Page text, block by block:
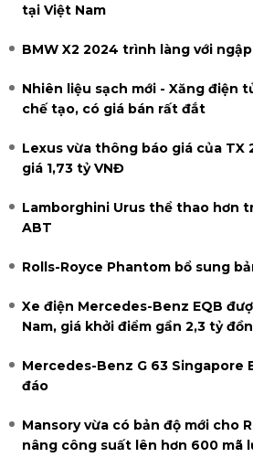
tại Việt Nam
BMW X2 2024 trình làng với
Nhiên liệu sạch mới - Xăng điện
chế tạo, có giá bán rất đắt
Lexus vừa thông báo giá của TX
giá 1,73 tỷ VNĐ
Lamborghini Urus thể thao hơn
ABT
Rolls-Royce Phantom bổ sung
Xe điện Mercedes-Benz EQB
Nam, giá khởi điểm gần 2,3 tỷ
Mercedes-Benz G 63 Singapore
đáo
Mansory vừa có bản độ mới cho
nâng công suất lên hơn 600 mã